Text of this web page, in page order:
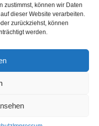
zustimmst, können wir Daten
dieser Website verarbeiten.
zurückziehst, können
werden.